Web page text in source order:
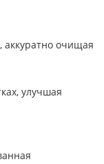
аккуратно очищая
улучшая